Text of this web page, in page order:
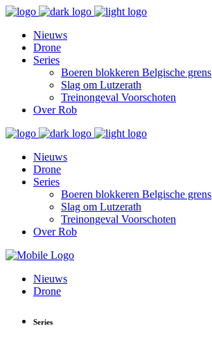
Nieuws
Drone
Series
Boeren blokkeren Belgische grens
Slag om Lutzerath
Treinongeval Voorschoten
Over Rob
Nieuws
Drone
Series
Boeren blokkeren Belgische grens
Slag om Lutzerath
Treinongeval Voorschoten
Over Rob
Nieuws
Drone
Series